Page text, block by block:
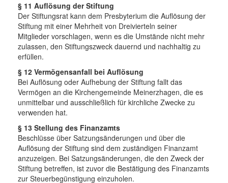
§ 11 Auflösung der Stiftung
Der Stiftungsrat kann dem Presbyterium die Auflösung der
Stiftung mit einer Mehrheit von Dreivierteln seiner
Mitglieder vorschlagen, wenn es die Umstände nicht mehr
zulassen, den Stiftungszweck dauernd und nachhaltig zu
erfüllen.
§ 12 Vermögensanfall bei Auflösung
Bei Auflösung oder Aufhebung der Stiftung fallt das
Vermögen an die Kirchengemeinde Meinerzhagen, die es
unmittelbar und ausschließlich für kirchliche Zwecke zu
verwenden hat.
§ 13 Stellung des Finanzamts
Beschlüsse über Satzungsänderungen und über die
Auflösung der Stiftung sind dem zuständigen Finanzamt
anzuzeigen. Bei Satzungsänderungen, die den Zweck der
Stiftung betreffen, ist zuvor die Bestätigung des Finanzamts
zur Steuerbegünstigung einzuholen.